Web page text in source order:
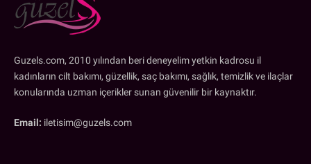
Guzels.com, 2010 yılından beri deneyelim yetkin kadrosu il
kadınların cilt bakımı, güzellik, saç bakımı, sağlık, temizlik ve ilaçlar
konularında uzman içerikler sunan güvenilir bir kaynaktır.
Email: iletisim@guzels.com